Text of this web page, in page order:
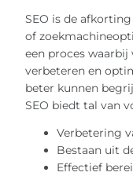
SEO is de
of
een proces waarbij
verbeteren en
beter kunnen
SEO biedt tal van
Verbetering
Bestaan ​​uit
Effectief